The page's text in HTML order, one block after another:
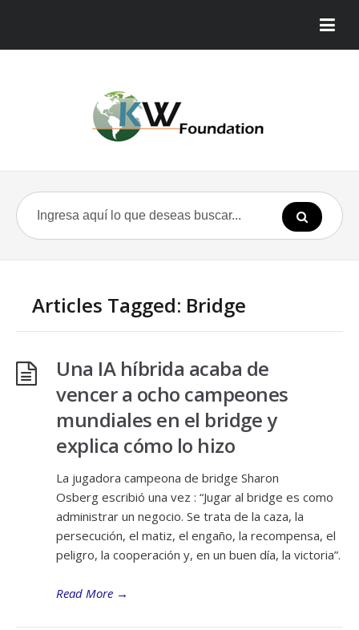
Articles Tagged: Bridge
Una IA híbrida acaba de
vencer a ocho campeones
mundiales en el bridge y
explica cómo lo hizo
La jugadora campeona de bridge Sharon
Osberg escribió una vez : “Jugar al bridge es como
administrar un negocio. Se trata de la caza, la
persecución, el matiz, el engaño, la recompensa, el
peligro, la cooperación y, en un buen día, la victoria”.
Read More →